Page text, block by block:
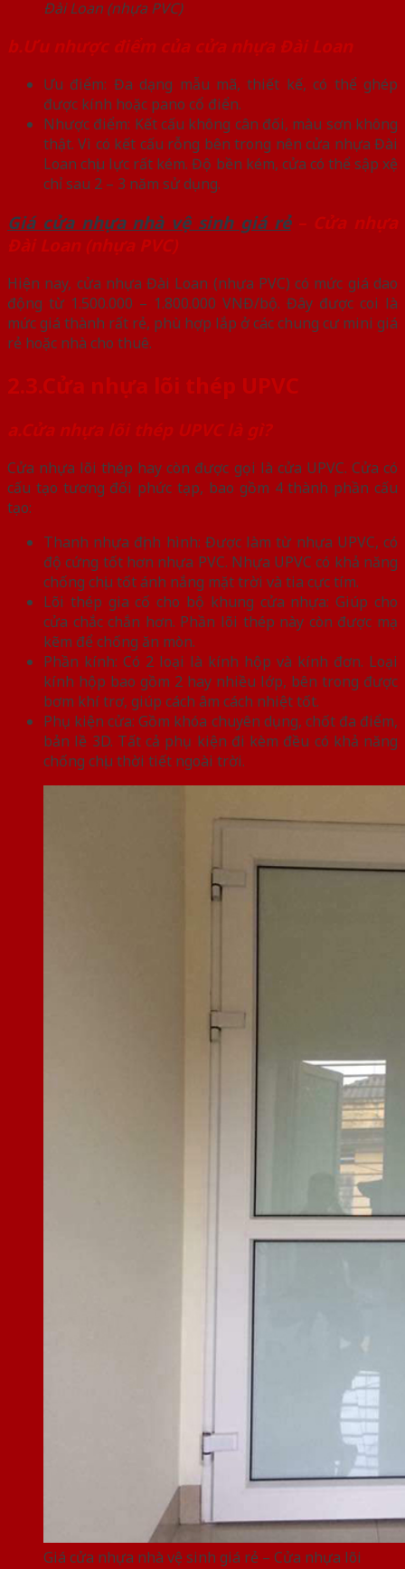
Đài Loan (nhựa PVC)
b.Ưu nhược điểm của cửa nhựa Đài Loan
Ưu điểm: Đa dạng mẫu mã, thiết kế, có thể ghép
được kính hoặc pano cổ điển.
Nhược điểm: Kết cấu không cân đối, màu sơn không
thật. Vì có kết cấu rỗng bên trong nên cửa nhựa Đài
Loan chịu lực rất kém. Độ bền kém, cửa có thể sập xệ
chỉ sau 2 – 3 năm sử dụng.
Giá cửa nhựa nhà vệ sinh giá rẻ– Cửa nhựa
Đài Loan (nhựa PVC)
Hiện nay, cửa nhựa Đài Loan (nhựa PVC) có mức giá dao
động từ 1.500.000 – 1.800.000 VNĐ/bộ. Đây được coi là
mức giá thành rất rẻ, phù hợp lắp ở các chung cư mini giá
rẻ hoặc nhà cho thuê.
2.3.Cửa nhựa lõi thép UPVC
a.Cửa nhựa lõi thép UPVC là gì?
Cửa nhựa lõi thép hay còn được gọi là cửa UPVC. Cửa có
cấu tạo tương đối phức tạp, bao gồm 4 thành phần cấu
tạo:
Thanh nhựa định hình: Được làm từ nhựa UPVC, có
độ cứng tốt hơn nhựa PVC. Nhựa UPVC có khả năng
chống chịu tốt ánh nắng mặt trời và tia cực tím.
Lõi thép gia cố cho bộ khung cửa nhựa: Giúp cho
cửa chắc chắn hơn. Phần lõi thép này còn được mạ
kẽm để chống ăn mòn.
Phần kính: Có 2 loại là kính hộp và kính đơn. Loại
kính hộp bao gồm 2 hay nhiều lớp, bên trong được
bơm khí trơ, giúp cách âm cách nhiệt tốt.
Phụ kiện cửa: Gồm khóa chuyên dụng, chốt đa điểm,
bản lề 3D. Tất cả phụ kiện đi kèm đều có khả năng
chống chịu thời tiết ngoài trời.
Giá cửa nhựa nhà vệ sinh giá rẻ – Cửa nhựa lõi